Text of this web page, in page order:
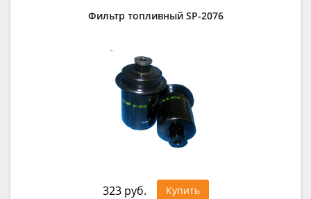
Фильтр топливный SP-2076
323 руб.
Купить